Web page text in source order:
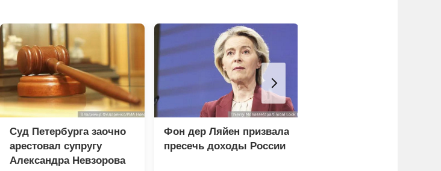
Суд Петербурга заочно
арестовал супругу
Александра Невзорова
Фон дер Ляйен призвала
пресечь доходы России